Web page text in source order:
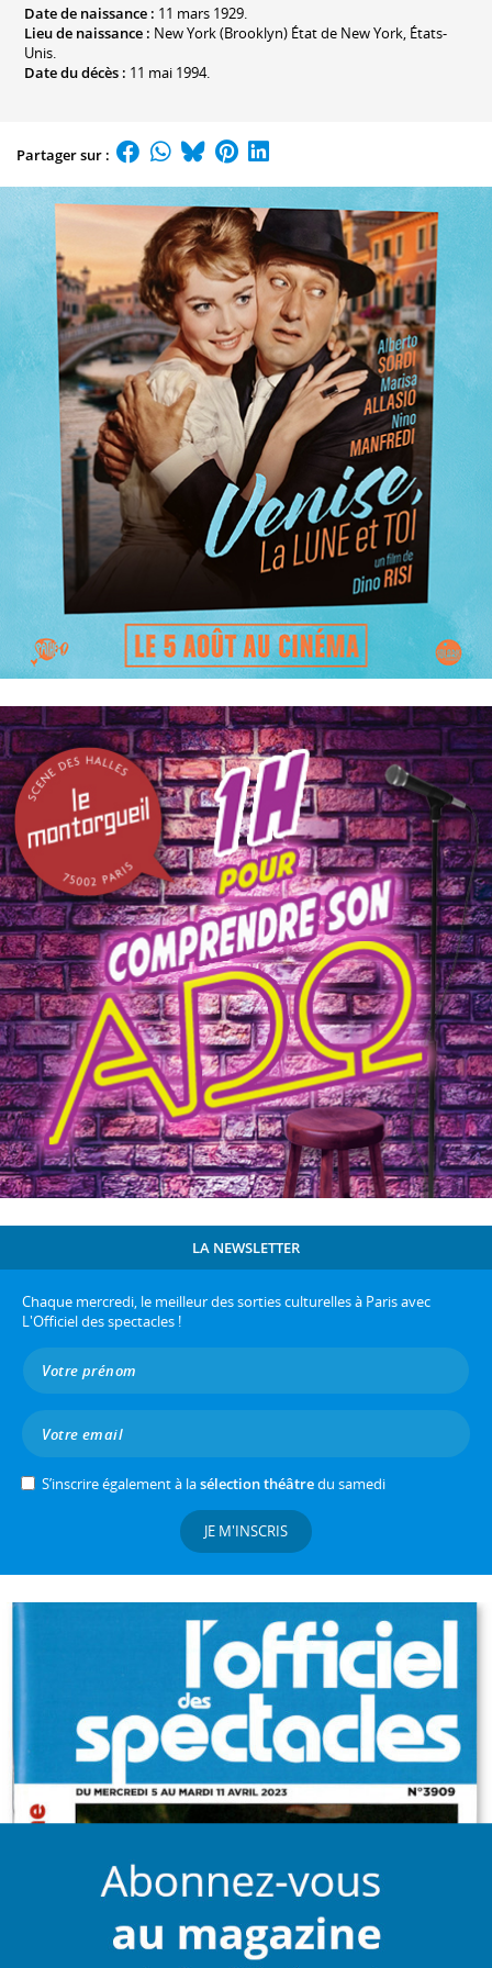
Date de naissance : 11 mars 1929.
Lieu de naissance : New York (Brooklyn) État de New York, États-
Unis.
Date du décès : 11 mai 1994.
Partager sur :
LA NEWSLETTER
Chaque mercredi, le meilleur des sorties culturelles à Paris avec
L'Officiel des spectacles !
S’inscrire également à lasélection théâtredu samedi
JE M'INSCRIS